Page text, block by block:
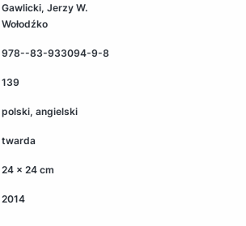
Gawlicki, Jerzy W.
Wołodźko
978--83-933094-9-8
139
polski, angielski
twarda
24 x 24 cm
2014